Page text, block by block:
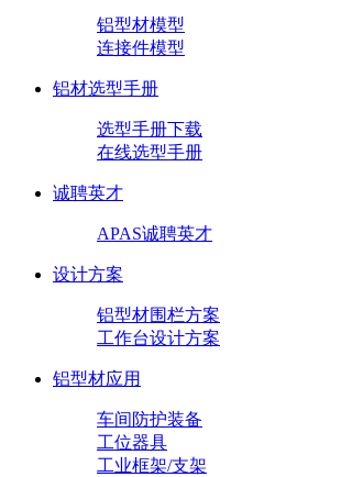
铝型材模型
连接件模型
铝材选型手册
选型手册下载
在线选型手册
诚聘英才
APAS诚聘英才
设计方案
铝型材围栏方案
工作台设计方案
铝型材应用
车间防护装备
工位器具
工业框架/支架